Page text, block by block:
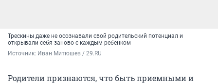
Трескины даже не осознавали свой родительский потенциал и
открывали себя заново с каждым ребенком
Источник: Иван Митюшев / 29.RU
Родители признаются, что быть приемными и